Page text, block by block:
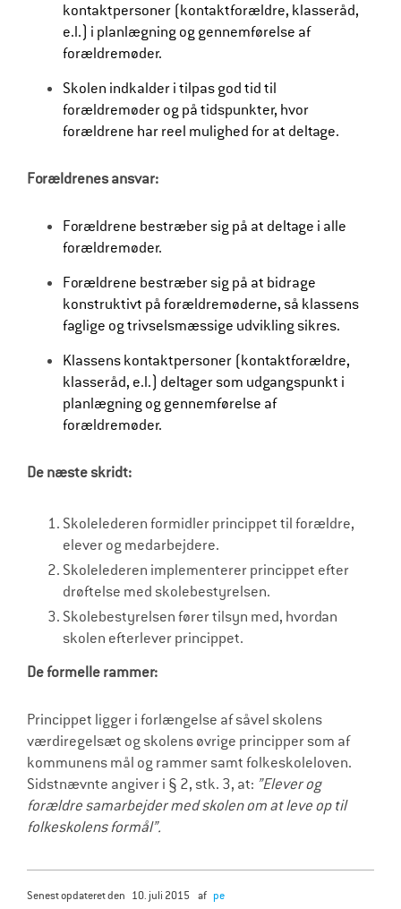
kontaktpersoner (kontaktforældre, klasseråd,
e.l.) i planlægning og gennemførelse af
forældremøder.
Skolen indkalder i tilpas god tid til
forældremøder og på tidspunkter, hvor
forældrene har reel mulighed for at deltage.
Forældrenes ansvar:
Forældrene bestræber sig på at deltage i alle
forældremøder.
Forældrene bestræber sig på at bidrage
konstruktivt på forældremøderne, så klassens
faglige og trivselsmæssige udvikling sikres.
Klassens kontaktpersoner (kontaktforældre,
klasseråd, e.l.) deltager som udgangspunkt i
planlægning og gennemførelse af
forældremøder.
De næste skridt:
Skolelederen formidler princippet til forældre,
elever og medarbejdere.
Skolelederen implementerer princippet efter
drøftelse med skolebestyrelsen.
Skolebestyrelsen fører tilsyn med, hvordan
skolen efterlever princippet.
De formelle rammer:
Princippet ligger i forlængelse af såvel skolens
værdiregelsæt og skolens øvrige principper som af
kommunens mål og rammer samt folkeskoleloven.
Sidstnævnte angiver i § 2, stk. 3, at: ”Elever og
forældre samarbejder med skolen om at leve op til
folkeskolens formål”.
senest opdateret den 10. juli 2015 af pe